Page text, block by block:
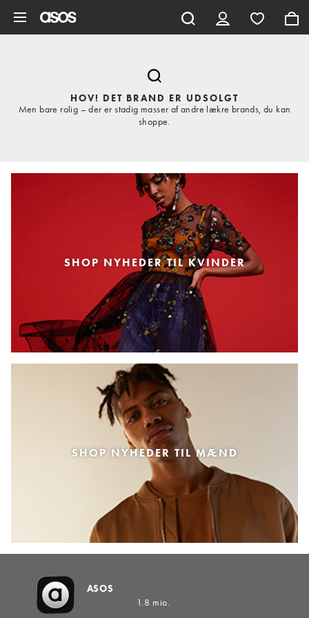
HOV! DET BRAND ER UDSOLGT
Men bare rolig – der er stadig masser af andre lækre brands, du kan
shoppe.
SHOP NYHEDER TIL KVINDER
SHOP NYHEDER TIL MÆND
ASOS
1.8 mio.